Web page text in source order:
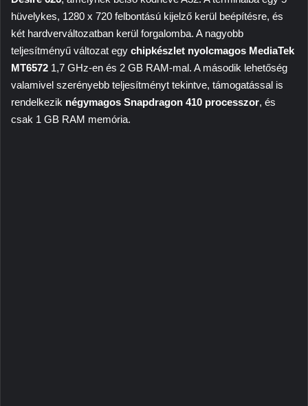
hüvelykes, 1280 x 720 felbontású kijelző kerül beépítésre, és
két hardverváltozatban kerül forgalomba. A nagyobb
teljesítményű változat egy chipkészlet nyolcmagos MediaTek
MT6572 1,7 GHz-en és 2 GB RAM-mal. A második lehetőség
valamivel szerényebb teljesítményt tekintve, támogatással is
rendelkezik négymagos Snapdragon 410 processzor, és
csak 1 GB RAM memória.